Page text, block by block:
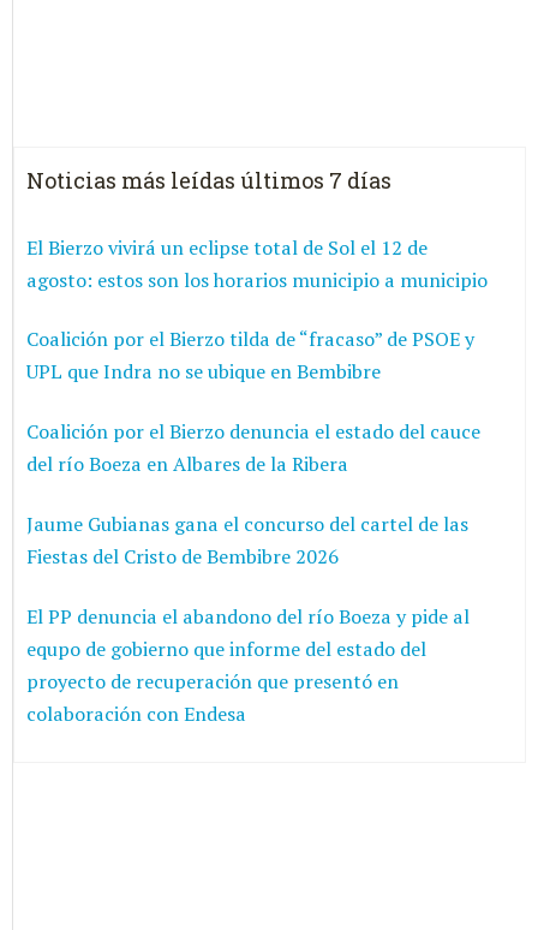
Noticias más leídas últimos 7 días
El Bierzo vivirá un eclipse total de Sol el 12 de
agosto: estos son los horarios municipio a municipio
Coalición por el Bierzo tilda de “fracaso” de PSOE y
UPL que Indra no se ubique en Bembibre
Coalición por el Bierzo denuncia el estado del cauce
del río Boeza en Albares de la Ribera
Jaume Gubianas gana el concurso del cartel de las
Fiestas del Cristo de Bembibre 2026
El PP denuncia el abandono del río Boeza y pide al
equpo de gobierno que informe del estado del
proyecto de recuperación que presentó en
colaboración con Endesa